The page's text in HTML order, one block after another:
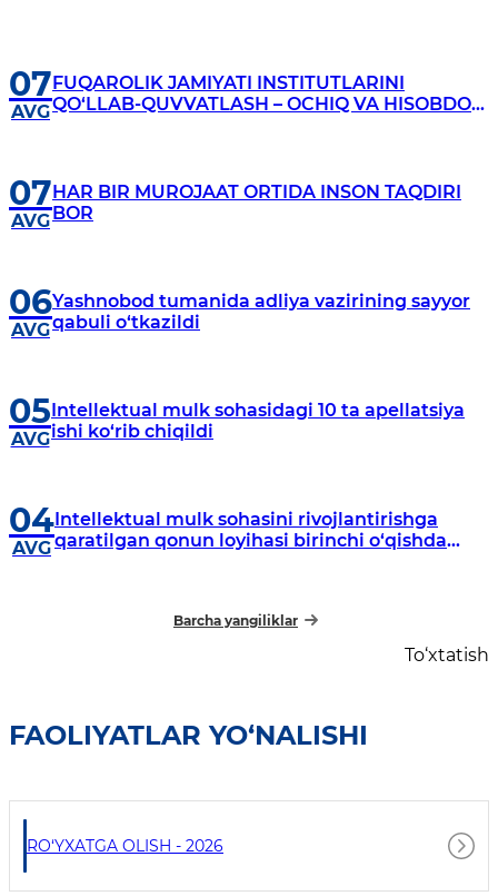
07
AVG
FUQAROLIK JAMIYATI INSTITUTLARINI
QO‘LLAB-QUVVATLASH – OCHIQ VA HISOBDOR
07
AVG
HAR BIR MUROJAAT ORTIDA INSON TAQDIRI
BOR
06
AVG
Yashnobod tumanida аdliya vazirining sayyor
qabuli o‘tkazildi
05
AVG
Intellektual mulk sohasidagi 10 ta apellatsiya
ishi ko‘rib chiqildi
04
AVG
Intellektual mulk sohasini rivojlantirishga
qaratilgan qonun loyihasi birinchi o‘qishda
Barcha yangiliklar
To‘xtatish
FAOLIYATLAR YO‘NALISHI
RO‘YXATGA OLISH - 2026